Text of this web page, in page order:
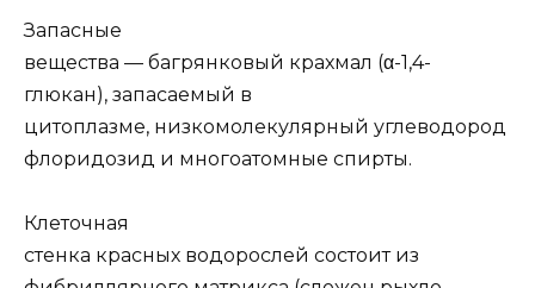
Запасные
вещества — багрянковый крахмал (α-1,4-
глюкан), запасаемый в
цитоплазме, низкомолекулярный углеводород
флоридозид и многоатомные спирты.
Клеточная
стенка красных водорослей состоит из